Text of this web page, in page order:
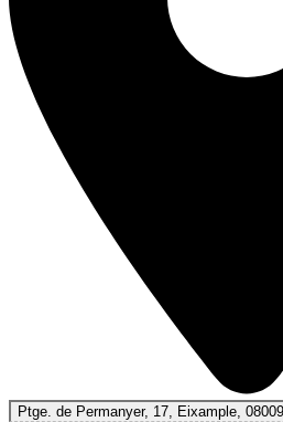
Ptge. de Permanyer, 17, Eixample,